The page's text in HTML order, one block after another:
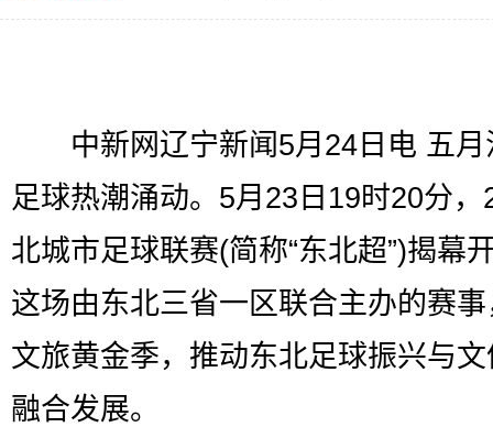
中新网辽宁新闻5月24日电 五月
足球热潮涌动。5月23日19时20分，
北城市足球联赛(简称“东北超”)揭幕
这场由东北三省一区联合主办的赛
文旅黄金季，推动东北足球振兴与
融合发展。